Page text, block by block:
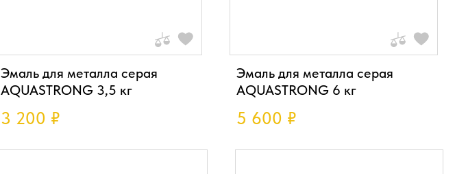
Эмаль для металла серая
AQUASTRONG 3,5 кг
3 200 ₽
Эмаль для металла серая
AQUASTRONG 6 кг
5 600 ₽